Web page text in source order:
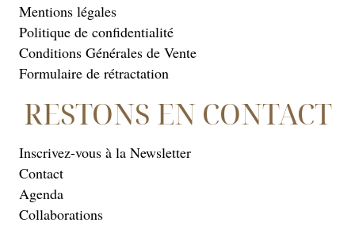
Mentions légales
Politique de confidentialité
Conditions Générales de Vente
Formulaire de rétractation
RESTONS EN CONTACT
Inscrivez-vous à la Newsletter
Contact
Agenda
Collaborations